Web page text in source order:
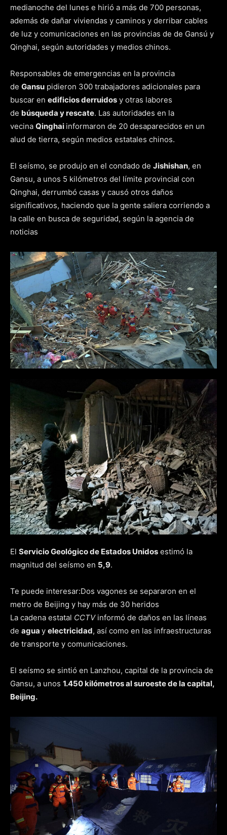
medianoche del lunes e hirió a más de 700 personas,
además de dañar viviendas y caminos y derribar cables
de luz y comunicaciones en las provincias de de Gansú y
Qinghai, según autoridades y medios chinos.
Responsables de emergencias en la provincia
de Gansu pidieron 300 trabajadores adicionales para
buscar en edificios derruidos y otras labores
de búsqueda y rescate. Las autoridades en la
vecina Qinghai informaron de 20 desaparecidos en un
alud de tierra, según medios estatales chinos.
El seísmo, se produjo en el condado de Jishishan, en
Gansu, a unos 5 kilómetros del límite provincial con
Qinghai, derrumbó casas y causó otros daños
significativos, haciendo que la gente saliera corriendo a
la calle en busca de seguridad, según la agencia de
noticias
El Servicio Geológico de Estados Unidos estimó la
magnitud del seísmo en 5,9.
Te puede interesar:Dos vagones se separaron en el
metro de Beijing y hay más de 30 heridos
La cadena estatal CCTV informó de daños en las líneas
de agua y electricidad, así como en las infraestructuras
de transporte y comunicaciones.
El seísmo se sintió en Lanzhou, capital de la provincia de
Gansu, a unos 1.450 kilómetros al suroeste de la capital,
Beijing.